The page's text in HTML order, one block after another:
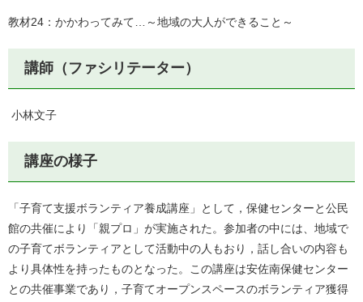
教材24：かかわってみて…～地域の大人ができること～
講師（ファシリテーター）
小林文子
講座の様子
「子育て支援ボランティア養成講座」として，保健センターと公民
館の共催により「親プロ」が実施された。参加者の中には、地域で
の子育てボランティアとして活動中の人もおり，話し合いの内容も
より具体性を持ったものとなった。この講座は安佐南保健センター
との共催事業であり，子育てオープンスペースのボランティア獲得